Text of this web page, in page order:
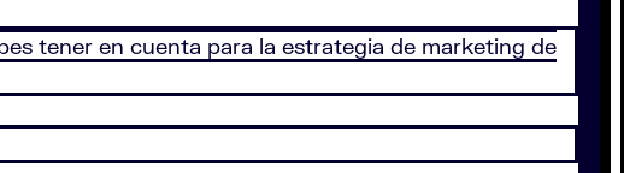
tener en cuenta para la estrategia de marketing de